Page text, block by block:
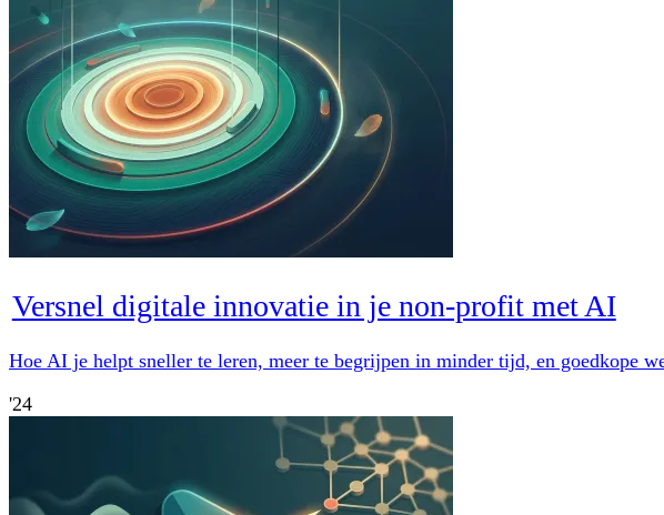
Versnel digitale innovatie in je non-profit met AI
Hoe AI je helpt sneller te leren, meer te begrijpen in minder tijd, en goedkope
'24